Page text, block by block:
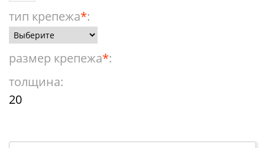
тип крепежа*:
размер крепежа*:
толщина:
20